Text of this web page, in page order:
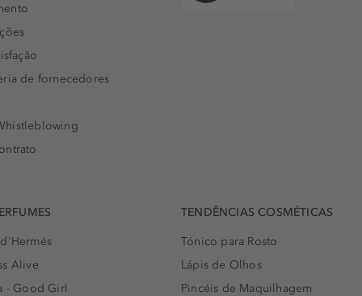
de fornecedores
d'Hermés
Alive
- Good Girl
TENDÊNCIAS COSMÉTICAS
Tónico para Rosto
Lápis de Olhos
Pincéis de Maquilhagem